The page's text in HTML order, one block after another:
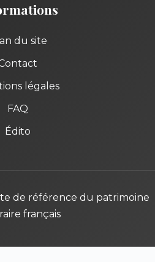
du site
légales
FAQ
Édito
de référence du patrimoine
français